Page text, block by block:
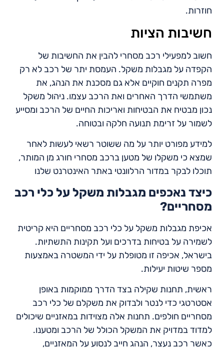
חוזרות.
חשיבות הציות
חשוב למפעילי רכב מסחרי להבין את החשיבות של
הקפדה על מגבלות משקל. העמסת יתר של רכב לא רק
מפרה תקנים חוקיים אלא גם מסכנת את הנהג, את
משתמשי הדרך האחרים ואת הרכב עצמו. ניהול משקל
נכון מבטיח את הבטיחות ואריכות החיים של הרכב ומסייע
לשמור על זרימת תנועה חלקה ובטוחה.
למידע מפורט יותר על מה ששוטר רשאי לעשות לאחר
שמצא כי משקלו של מטען ברכב מסחרי חורג מן המותר,
תוכלו לבקר במדור הרלוונטי באתר האינטרנט שלנו
כיצד נאכפים מגבלות משקל על כלי רכב
מסחריים?
אכיפת מגבלות משקל על כלי רכב מסחריים היא קריטית
לשמירה על בטיחות בדרכים ועל תקינות התשתיות.
בישראל, אכיפה זו מטופלת על ידי המשטרה באמצעות
מספר שיטות יעילות.
ראשית, תחנות שקילה בצד הדרך ממוקמות באופן
אסטרטגי כדי לנטר ולבדוק את משקלם של כלי רכב
מסחריים חולפים. תחנות אלה מצוידות במאזניים שיכולים
למדוד במדויק את המשקל הכולל של הרכב ומטענו.
כאשר רכב נעצר, הנהג חייב לנסוע על המאזניים,